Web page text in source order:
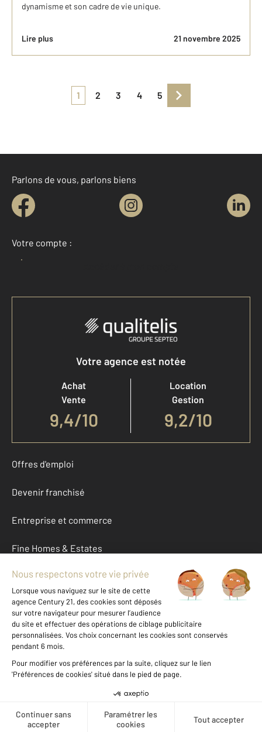
dynamisme et son cadre de vie unique.
Lire plus 21 novembre 2025
1 2 3 4 5
Parlons de vous, parlons biens
Votre compte :
Votre agence est notée
Achat
Vente
9,4/10
Location
Gestion
9,2/10
Offres d'emploi
Devenir franchisé
Entreprise et commerce
Fine Homes & Estates
À propos
International
Nous contacter
Données personnelles
Gestionnaire des cookies